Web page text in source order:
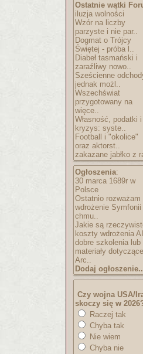
Ostatnie wątki
iluzja wolności
Wzór na liczby
parzyste i nie par..
Dogmat o Trójcy
Świętej - próba l..
Diabeł tasmański i
zaraźliwy nowo..
Sześcienne
jednak możl..
Wszechświat
przygotowany na
więce..
Własność, podatki i
kryzys: syste..
Football i "okolice"
oraz aktorst..
zakazane jabłko z
Ogłoszenia:
30 marca 1689r w
Polsce
Ostatnio rozważam
wdrożenie Symfonii
chmu..
Jakie są
koszty wdrożenia AI
dobre szkolenia lub
materiały dotyczące
Arc..
Dodaj ogłoszenie..
Czy wojna USA/
skoczy się w
Raczej tak
Chyba tak
Nie wiem
Chyba nie